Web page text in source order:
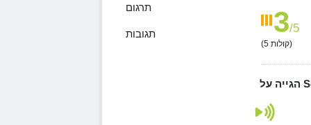
תרגום
תגובות 3/5
(5 קולות)